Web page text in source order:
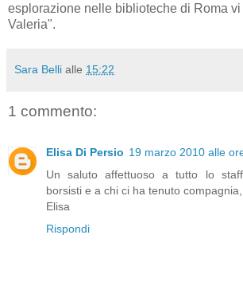
esplorazione nelle biblioteche di Roma
Valeria".
Sara Belli alle 15:22
1 commento:
Elisa Di Persio 19 marzo 2010 alle
Un saluto affettuoso a tutto lo
borsisti e a chi ci ha tenuto compagnia,
Elisa
Rispondi